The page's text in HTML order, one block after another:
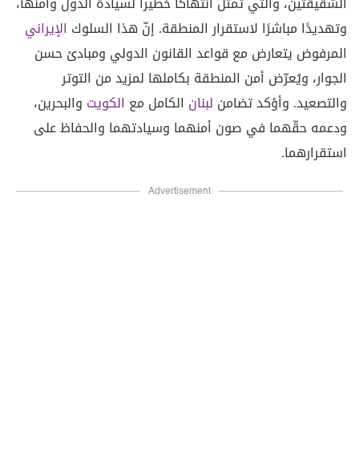
وتهديدًا مباشرًا لاستقرار المنطقة. إنّ هذا السلوك الإيراني
المرفوض يتعارض مع قواعد القانون الدولي ومبادئ حسن
الجوار، ويُعرّض أمن المنطقة بكاملها لمزيد من التوتر
والتصعيد. وأؤكد تضامن لبنان الكامل مع الكويت والبحرين،
ودعمه حقّهما في صون أمنهما وسيادتهما والحفاظ على
استقرارهما.
Advertisement